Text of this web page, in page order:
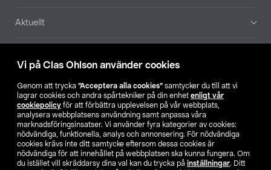
Vi på Clas Ohlson använder cookies
Genom att trycka ”Acceptera alla cookies” samtycker du till att vi
lagrar cookies och andra spårtekniker på din enhet enligt vår
cookiepolicy för att förbättra upplevelsen på vår webbplats,
analysera webbplatsens användning samt anpassa våra
marknadsföringsinsatser. Vi använder fyra kategorier av cookies:
nödvändiga, funktionella, analys och annonsering. För nödvändiga
cookies krävs inte ditt samtycke eftersom dessa cookies är
nödvändiga för att innehållet på webbplatsen ska kunna fungera. Om
du istället vill skräddarsy dina val kan du trycka på inställningar. Ditt
Aktuellt
Hitta butik
SE NO FI